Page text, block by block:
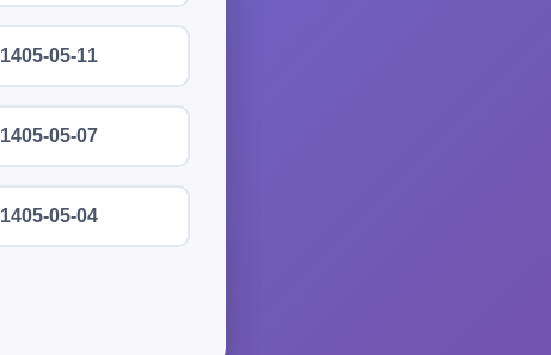
1405-05-11
1405-05-07
1405-05-04